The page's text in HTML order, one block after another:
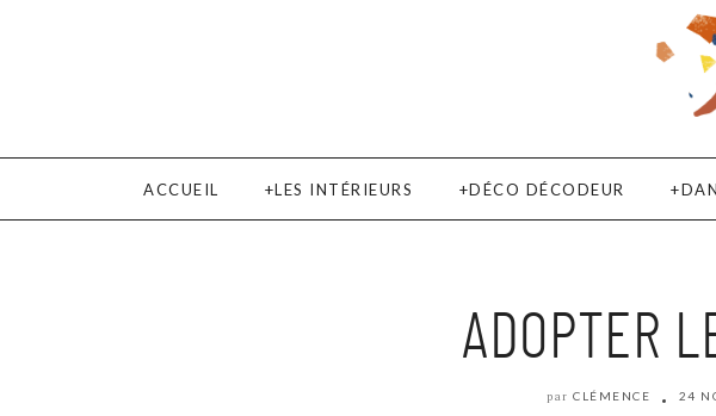
ACCUEIL LES INTÉRIEURS DÉCO DÉCODEUR
ADOPTER
par CLÉMENCE 24